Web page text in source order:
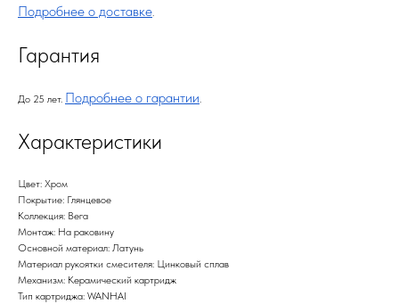
Подробнее о доставке.
Гарантия
До 25 лет. Подробнее о гарантии.
Характеристики
Цвет: Хром
Покрытие: Глянцевое
Коллекция: Вега
Монтаж: На раковину
Основной материал: Латунь
Материал рукоятки смесителя: Цинковый сплав
Механизм: Керамический картридж
Тип картриджа: WANHAI